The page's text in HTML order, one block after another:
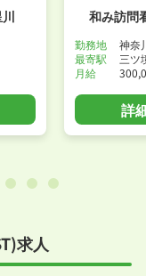
和み訪問
勤務地
神奈
最寄駅
三ツ
月給
詳
求人